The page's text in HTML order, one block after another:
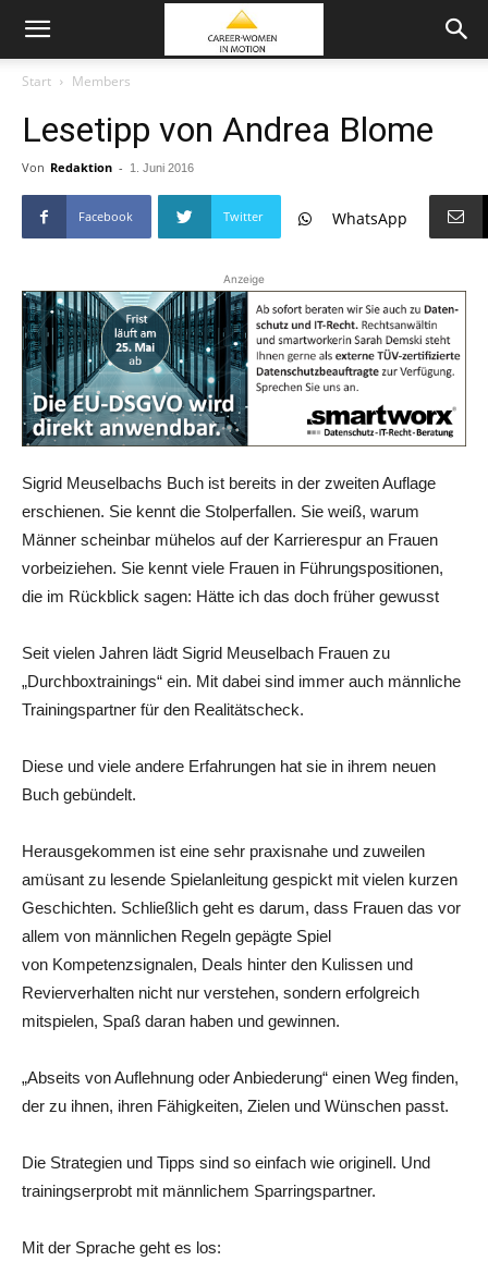
Start Members
Lesetipp von Andrea Blome
Von Redaktion - 1. Juni 2016
Facebook Twitter WhatsApp
Anzeige
Sigrid Meuselbachs Buch ist bereits in der zweiten Auflage
erschienen. Sie kennt die Stolperfallen. Sie weiß, warum
Männer scheinbar mühelos auf der Karrierespur an Frauen
vorbeiziehen. Sie kennt viele Frauen in Führungspositionen,
die im Rückblick sagen: Hätte ich das doch früher gewusst
Seit vielen Jahren lädt Sigrid Meuselbach Frauen zu
„Durchboxtrainings“ ein. Mit dabei sind immer auch männliche
Trainingspartner für den Realitätscheck.
Diese und viele andere Erfahrungen hat sie in ihrem neuen
Buch gebündelt.
Herausgekommen ist eine sehr praxisnahe und zuweilen
amüsant zu lesende Spielanleitung gespickt mit vielen kurzen
Geschichten. Schließlich geht es darum, dass Frauen das vor
allem von männlichen Regeln gepägte Spiel
von Kompetenzsignalen, Deals hinter den Kulissen und
Revierverhalten nicht nur verstehen, sondern erfolgreich
mitspielen, Spaß daran haben und gewinnen.
„Abseits von Auflehnung oder Anbiederung“ einen Weg finden,
der zu ihnen, ihren Fähigkeiten, Zielen und Wünschen passt.
Die Strategien und Tipps sind so einfach wie originell. Und
trainingserprobt mit männlichem Sparringspartner.
Mit der Sprache geht es los: